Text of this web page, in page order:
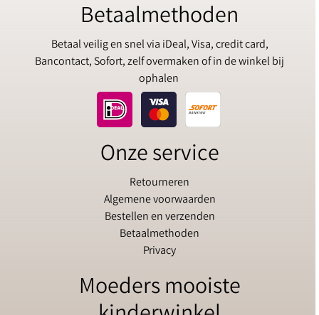
Betaalmethoden
Betaal veilig en snel via iDeal, Visa, credit card,
Bancontact, Sofort, zelf overmaken of in de winkel bij
ophalen
Onze service
Retourneren
Algemene voorwaarden
Bestellen en verzenden
Betaalmethoden
Privacy
Moeders mooiste